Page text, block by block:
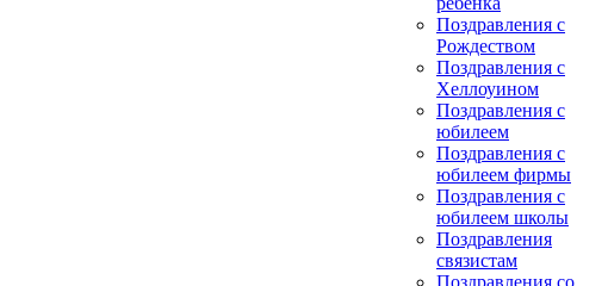
Поздравления с
Рождеством
Поздравления с
Хеллоуином
Поздравления с
юбилеем
Поздравления с
юбилеем фирмы
Поздравления с
юбилеем школы
Поздравления
связистам
Поздравления со